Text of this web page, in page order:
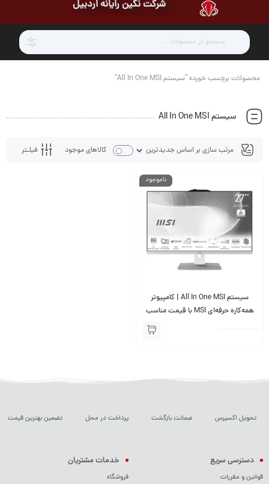
شرکت نگین رایانه اردبیل
محصولات برچسب خورده “سیستم All In One MSI”
سیستم All In One MSI
فیلـتر کالاهای موجود
ناموجود
سیستم All In One MSI | کامپیوتر
همه‌کاره حرفه‌ای MSI با قیمت مناسب
تحویل اکسپرس ضمانت بازگشت پرداخت در محل تضمین بهترین قیمت
دسترسی سریع
قوانین و مقررات
خدمات مشتریان
فروشگاه